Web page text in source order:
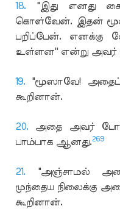
18. "இது எனது
கொள்வேன். இதன்
பறிப்பேன். எனக்கு
உள்ளன'' என்று அவர்
19. "மூஸாவே!
கூறினான்.
20. அதை அவர்
பாம்பாக ஆனது.269
21. "அஞ்சாமல்
முந்தைய நிலைக்கு
கூறினான்.